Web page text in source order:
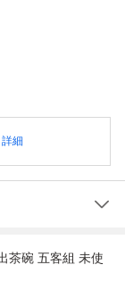
詳細
茶碗 五客組 未使